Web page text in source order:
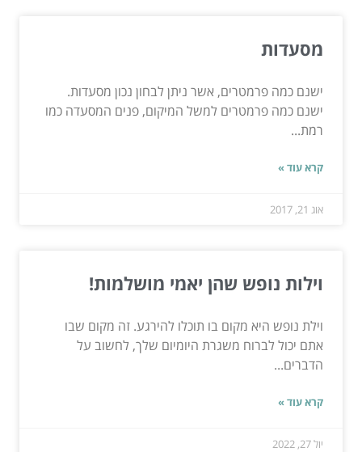
מסעדות
ישנם כמה פרמטרים, אשר ניתן לבחון נכון מסעדות.
ישנם כמה פרמטרים למשל המיקום, פנים המסעדה כמו
רמת...
קרא עוד »
אוג 21, 2017
וילות נופש שהן יאמי מושלמות!
וילת נופש היא מקום בו תוכלו להירגע. זה מקום שבו
אתם יכול לברוח משגרת היומיום שלך, לחשוב על
הדברים...
קרא עוד »
יול 27, 2022